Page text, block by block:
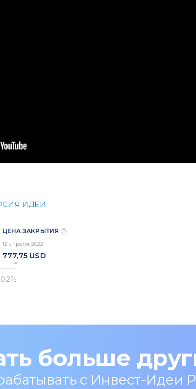
ИДЕИ
ЦЕНА ЗАКРЫТИЯ
12 апреля 2022
777,75 USD
больше
с Инвест-Идеи